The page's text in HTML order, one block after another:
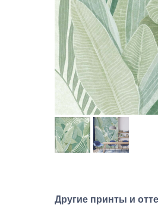
Другие принты и